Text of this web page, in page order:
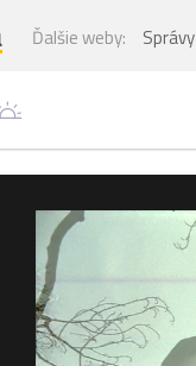
Ďalšie weby: Správy